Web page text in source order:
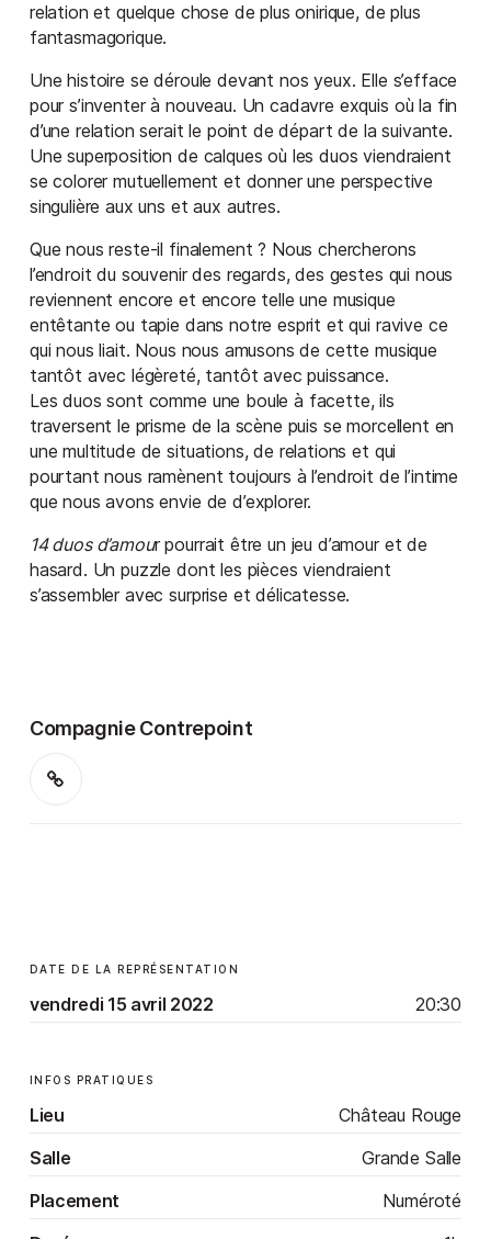
relation et quelque chose de plus onirique, de plus
fantasmagorique.
Une histoire se déroule devant nos yeux. Elle s’efface
pour s’inventer à nouveau. Un cadavre exquis où la fin
d’une relation serait le point de départ de la suivante.
Une superposition de calques où les duos viendraient
se colorer mutuellement et donner une perspective
singulière aux uns et aux autres.
Que nous reste-il finalement ? Nous chercherons
l’endroit du souvenir des regards, des gestes qui nous
reviennent encore et encore telle une musique
entêtante ou tapie dans notre esprit et qui ravive ce
qui nous liait. Nous nous amusons de cette musique
tantôt avec légèreté, tantôt avec puissance.
Les duos sont comme une boule à facette, ils
traversent le prisme de la scène puis se morcellent en
une multitude de situations, de relations et qui
pourtant nous ramènent toujours à l’endroit de l’intime
que nous avons envie de d’explorer.
14 duos d’amour pourrait être un jeu d’amour et de
hasard. Un puzzle dont les pièces viendraient
s’assembler avec surprise et délicatesse.
Compagnie Contrepoint
DATE DE LA REPRÉSENTATION
vendredi 15 avril 2022 20:30
INFOS PRATIQUES
Lieu
Château Rouge
Salle
Grande Salle
Placement
Numéroté